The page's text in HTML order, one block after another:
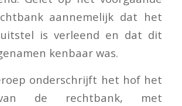
aannemelijk dat het
uitstel is verleend en dat dit
kenbaar was.
onderschrijft het hof het
de rechtbank, met